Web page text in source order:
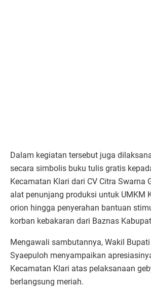
Dalam kegiatan tersebut juga
secara simbolis buku tulis gratis
Kecamatan Klari dari CV Citra Swarna
alat penunjang produksi untuk UMKM
orion hingga penyerahan bantuan
korban kebakaran dari Baznas
Mengawali sambutannya, Wakil
Syaepuloh menyampaikan
Kecamatan Klari atas pelaksanaan
berlangsung meriah.